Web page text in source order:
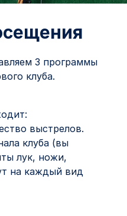
3 программы
клуба.
выстрелов.
клуба (вы
лук, ножи,
на каждый вид